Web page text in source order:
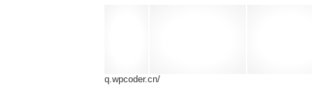
q.wpcoder.cn/